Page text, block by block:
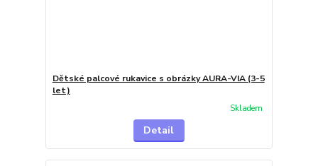
Dětské palcové rukavice s obrázky AURA-VIA (3-5
let)
Skladem
Detail